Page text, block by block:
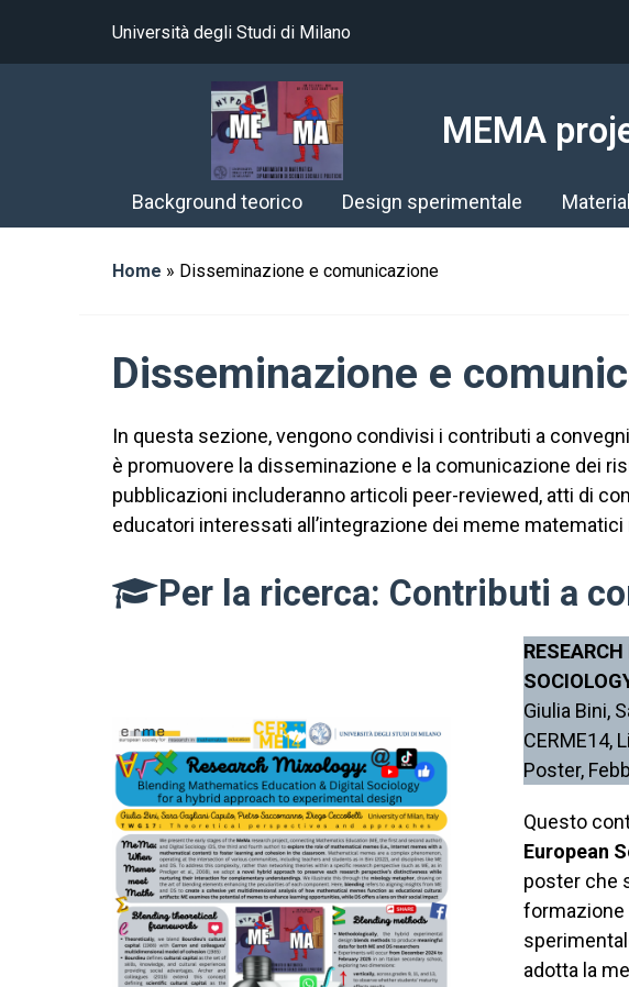
Università degli Studi di Milano
MEMA
Background teorico Design sperimentale
Home » Disseminazione e comunicazione
Disseminazione e
In questa sezione, vengono condivisi i contributi a
è promuovere la disseminazione e la comunicazione dei
pubblicazioni includeranno articoli peer-reviewed, atti di
educatori interessati all’integrazione dei meme matematici
Per la ricerca: Contributi a
Giulia Bini,
CERME14,
Poster,
Questo
European
poster che
formazione
adotta la